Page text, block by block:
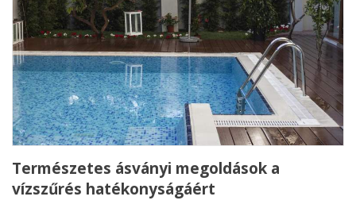
Természetes ásványi megoldások a
vízszűrés hatékonyságáért